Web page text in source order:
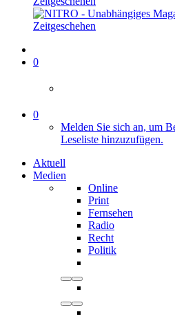
0
0
Melden Sie sich an, um
Leseliste hinzuzufügen.
Aktuell
Medien
Online
Print
Fernsehen
Radio
Recht
Politik